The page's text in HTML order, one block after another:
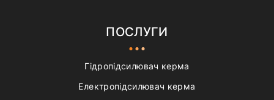
ПОСЛУГИ
Гідропідсилювач керма
Електропідсилювач керма